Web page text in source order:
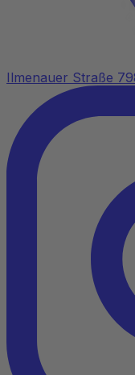
Ilmenauer Straße 7